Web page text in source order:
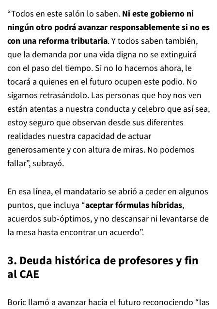
“Todos en este salón lo saben. Ni este gobierno ni
ningún otro podrá avanzar responsablemente si no es
con una reforma tributaria. Y todos saben también,
que la demanda por una vida digna no se extinguirá
con el paso del tiempo. Si no lo hacemos ahora, le
tocará a quienes en el futuro ocupen este podio. No
sigamos retrasándolo. Las personas que hoy nos ven
están atentas a nuestra conducta y celebro que así sea,
estoy seguro que observan desde sus diferentes
realidades nuestra capacidad de actuar
generosamente y con altura de miras. No podemos
fallar”, subrayó.
En esa línea, el mandatario se abrió a ceder en algunos
puntos, que incluya “aceptar fórmulas híbridas,
acuerdos sub-óptimos, y no descansar ni levantarse de
la mesa hasta encontrar un acuerdo”.
3. Deuda histórica de profesores y fin
al CAE
Boric llamó a avanzar hacia el futuro reconociendo “las